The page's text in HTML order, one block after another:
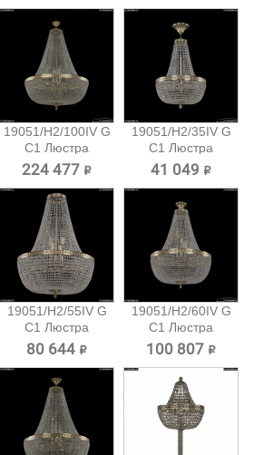
19051/H2/100IV G
C1 Люстра
Bohemia...
224 477 ₽
19051/H2/35IV G
C1 Люстра
Bohemia...
41 049 ₽
19051/H2/55IV G
C1 Люстра
Bohemia...
80 644 ₽
19051/H2/60IV G
C1 Люстра
Bohemia...
100 807 ₽